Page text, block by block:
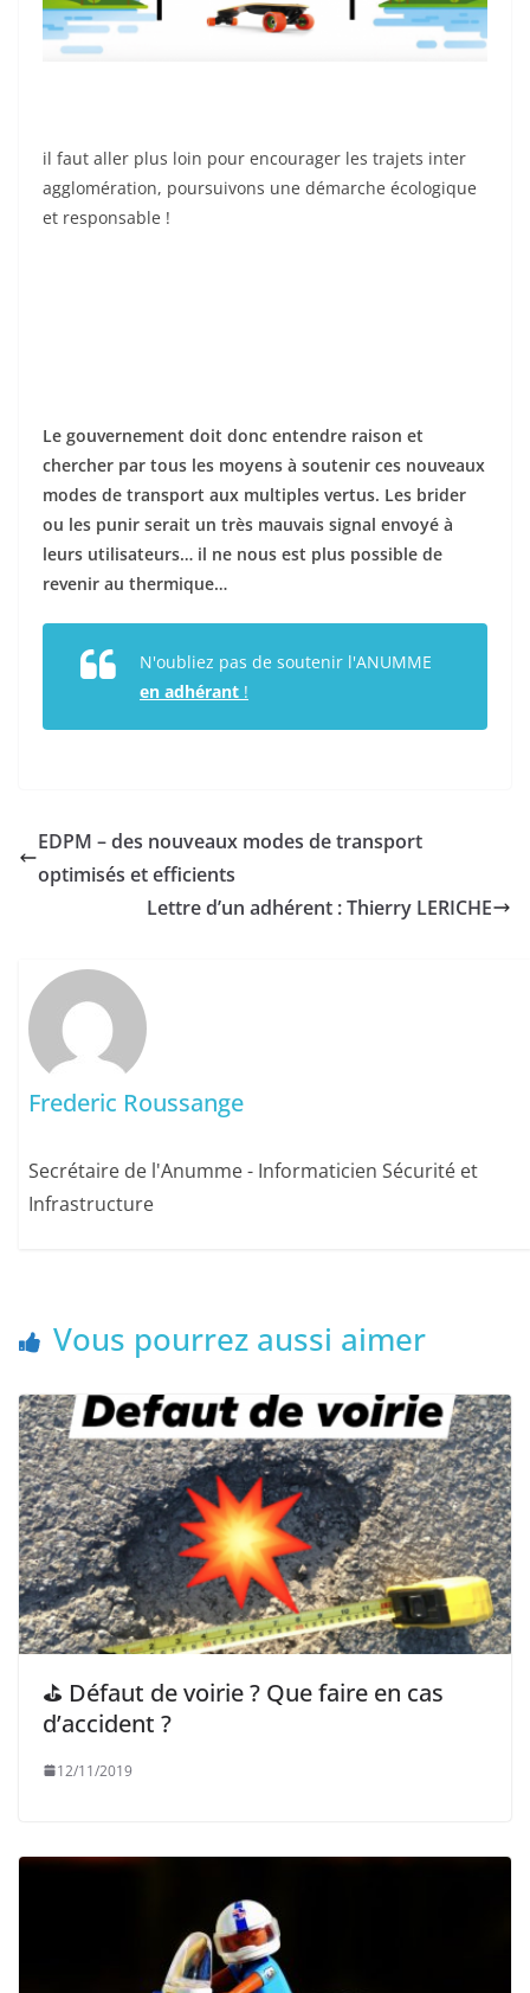
il faut aller plus loin pour encourager les trajets inter
agglomération, poursuivons une démarche écologique
et responsable !
Le gouvernement doit donc entendre raison et
chercher par tous les moyens à soutenir ces nouveaux
modes de transport aux multiples vertus. Les brider
ou les punir serait un très mauvais signal envoyé à
leurs utilisateurs… il ne nous est plus possible de
revenir au thermique…
N'oubliez pas de soutenir l'ANUMME
en adhérant !
EDPM – des nouveaux modes de transport
optimisés et efficients
Lettre d’un adhérent : Thierry LERICHE
Frederic Roussange
Secrétaire de l'Anumme - Informaticien Sécurité et
Infrastructure
Vous pourrez aussi aimer
⛳ Défaut de voirie ? Que faire en cas
d’accident ?
12/11/2019